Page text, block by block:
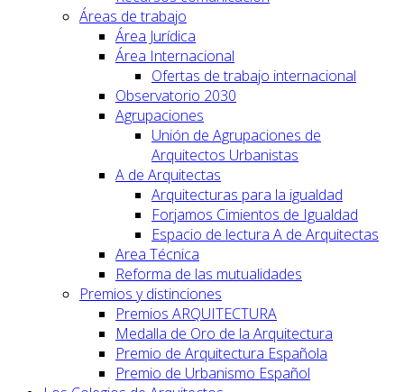
Áreas de trabajo
Área Jurídica
Área Internacional
Ofertas de trabajo internacional
Observatorio 2030
Agrupaciones
Unión de Agrupaciones de
Arquitectos Urbanistas
A de Arquitectas
Arquitecturas para la igualdad
Forjamos Cimientos de Igualdad
Espacio de lectura A de Arquitectas
Area Técnica
Reforma de las mutualidades
Premios y distinciones
Premios ARQUITECTURA
Medalla de Oro de la Arquitectura
Premio de Arquitectura Española
Premio de Urbanismo Español